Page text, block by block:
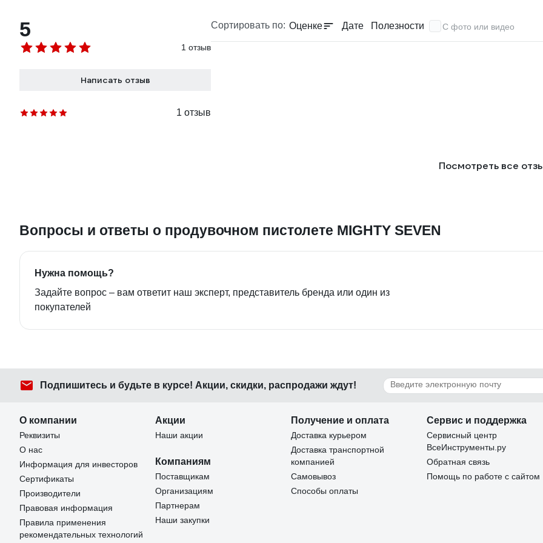
5
1 отзыв
Написать отзыв
1 отзыв
Сортировать по: Оценке Дате Полезности С фото или видео
Посмотреть все
Вопросы и ответы о продувочном пистолете MIGHTY SEVEN
Нужна помощь?
Задайте вопрос – вам ответит наш эксперт, представитель бренда или один из
покупателей
Подпишитесь и будьте в курсе! Акции, скидки, распродажи ждут!
О компании
Реквизиты
О нас
Информация для инвесторов
Сертификаты
Производители
Правовая информация
Правила применения
рекомендательных технологий
Акции
Наши акции
Компаниям
Поставщикам
Организациям
Партнерам
Наши закупки
Получение и оплата
Доставка курьером
Доставка транспортной
компанией
Самовывоз
Способы оплаты
Сервис и поддержка
Сервисный центр
ВсеИнструменты.ру
Обратная связь
Помощь по работе с сайтом